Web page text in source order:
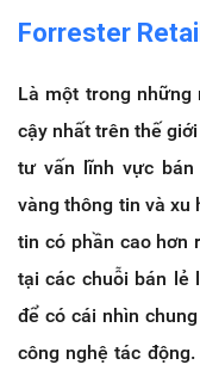
Forrester
Là một trong những
cậy nhất trên thế
tư vấn lĩnh vực bán
vàng thông tin và xu
tin có phần cao hơn
tại các chuỗi bán lẻ
để có cái nhìn
công nghệ tác